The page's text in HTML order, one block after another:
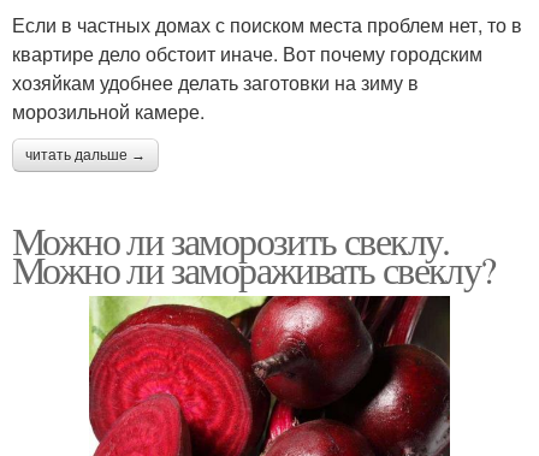
Если в частных домах с поиском места проблем нет, то в
квартире дело обстоит иначе. Вот почему городским
хозяйкам удобнее делать заготовки на зиму в
морозильной камере.
читать дальше →
Можно ли заморозить свеклу.
Можно ли замораживать свеклу?